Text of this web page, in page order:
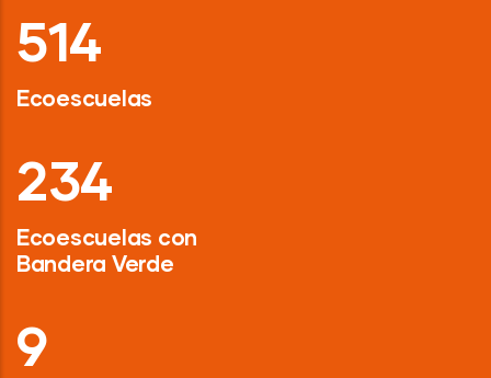
718
Ecoescuelas
326
Ecoescuelas con
Bandera Verde
13